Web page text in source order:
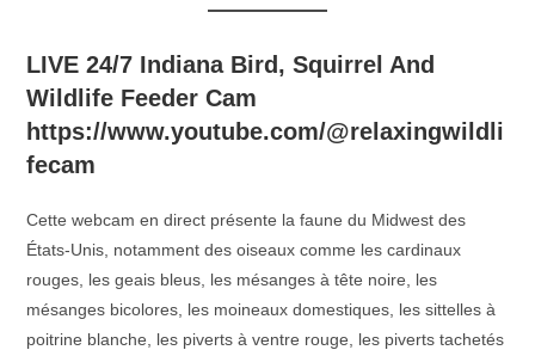
LIVE 24/7 Indiana Bird, Squirrel And
Wildlife Feeder Cam
https://www.youtube.com/@relaxingwildli
fecam
Cette webcam en direct présente la faune du Midwest des
États-Unis, notamment des oiseaux comme les cardinaux
rouges, les geais bleus, les mésanges à tête noire, les
mésanges bicolores, les moineaux domestiques, les sittelles à
poitrine blanche, les piverts à ventre rouge, les piverts tachetés